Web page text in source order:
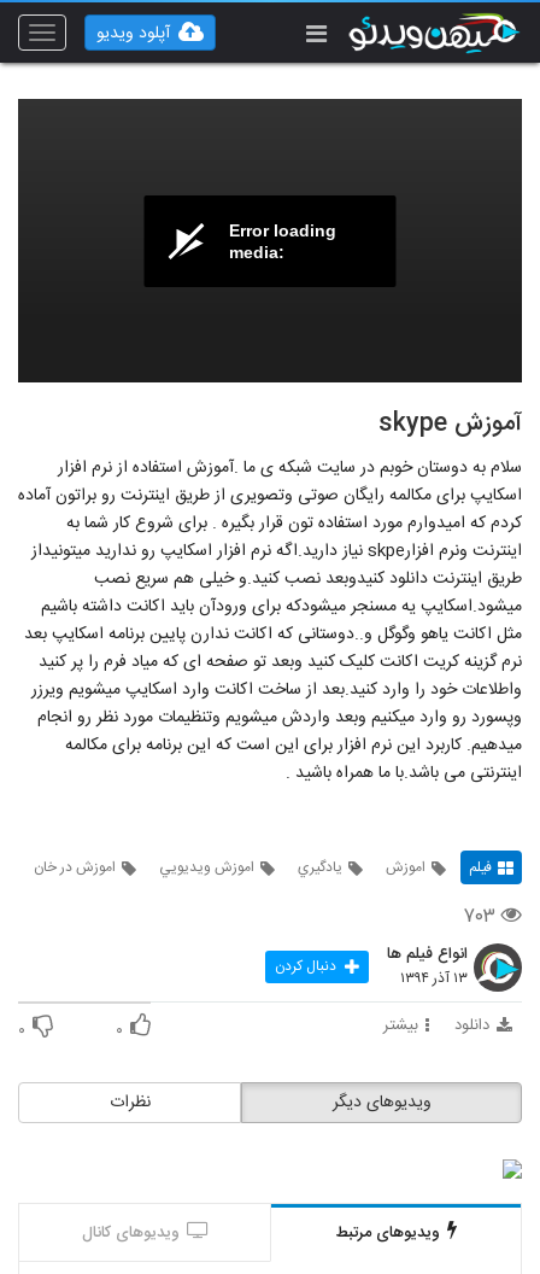
Toggle
آپلود ویدیو
Error loading
media:
آموزش skype
سلام به دوستان خوبم در سایت شبکه ی ما .آموزش استفاده از نرم افزار
اسکایپ برای مکالمه رایگان صوتی وتصویری از طریق اینترنت رو براتون آماده
کردم که امیدوارم مورد استفاده تون قرار بگیره . برای شروع کار شما به
اینترنت ونرم افزارskpe نیاز دارید.اگه نرم افزار اسکایپ رو ندارید میتونیداز
طریق اینترنت دانلود کنیدوبعد نصب کنید.و خیلی هم سریع نصب
میشود.اسکایپ یه مسنجر میشودکه برای ورودآن باید اکانت داشته باشیم
مثل اکانت یاهو وگوگل و..دوستانی که اکانت ندارن پایین برنامه اسکایپ بعد
نرم گزینه کریت اکانت کلیک کنید وبعد تو صفحه ای که میاد فرم را پر کنید
واطلاعات خود را وارد کنید.بعد از ساخت اکانت وارد اسکایپ میشویم ویرزر
وپسورد رو وارد میکنیم وبعد واردش میشویم وتنظیمات مورد نظر رو انجام
میدهیم. کاربرد این نرم افزار برای این است که این برنامه برای مکالمه
اینترنتی می باشد.با ما همراه باشید .
فیلم اموزش يادگيري اموزش ويديويي اموزش در خان
۷۰۳
انواع فیلم ها
۱۳ آذر ۱۳۹۴ دنبال کردن
دانلود بیشتر ۰ ۰
نظرات ویدیوهای دیگر
ویدیوهای مرتبط ویدیوهای کانال